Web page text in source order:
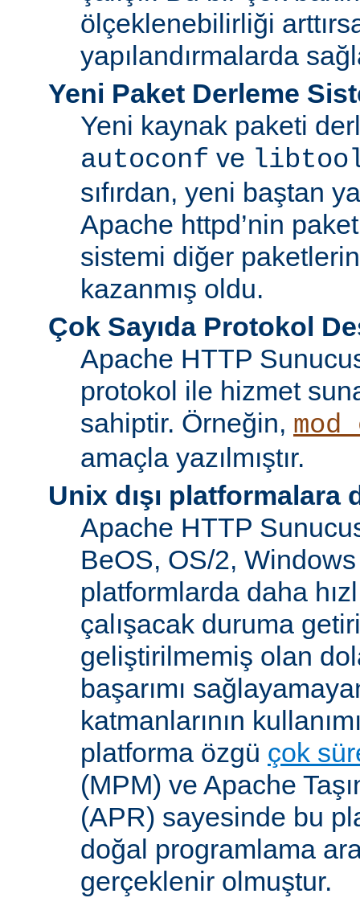
ölçeklenebilirliği
yapılandırmalarda
Yeni Paket Derleme
Yeni kaynak paketi
autoconf ve
sıfırdan, yeni baştan
Apache httpd’nin
sistemi diğer
kazanmış oldu.
Çok Sayıda Protokol
Apache HTTP
protokol ile hizmet
sahiptir. Örneğin,
amaçla yazılmıştır.
Unix dışı platformalara
Apache HTTP
BeOS, OS/2,
platformlarda daha
çalışacak duruma
geliştirilmemiş olan
başarımı
katmanlarının
platforma özgü çok
(MPM) ve Apache
(APR) sayesinde bu
doğal programlama
gerçeklenir olmuştur.